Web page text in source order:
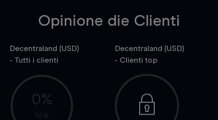
Opinione die Clienti
Decentraland (USD)
- Tutti i clienti
0%
N/A
Decentraland (USD)
- Clienti top